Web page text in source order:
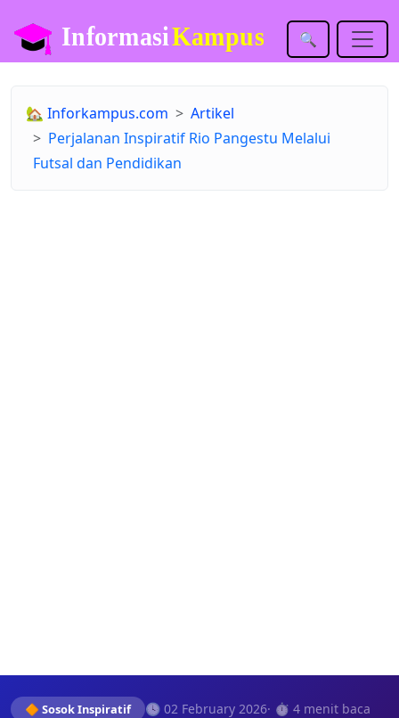
🔍
🏡 Inforkampus.com
Artikel
Perjalanan Inspiratif Rio Pangestu Melalui
Futsal dan Pendidikan
🔶 Sosok Inspiratif 🕓 02 February 2026· ⏱️ 4 menit baca